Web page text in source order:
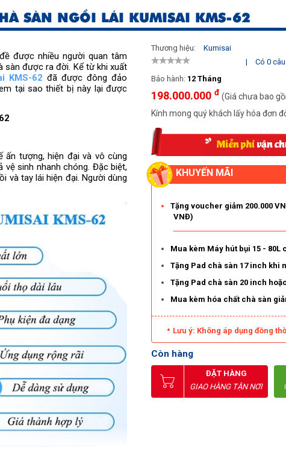
sản xuất theo công nghệ
SÀN NGỒI LÁI KUMISAI KMS-62
được nhiều người quan tâm
sàn được ra đời. Kể từ khi xuất
KMS-62 đã được đông đảo
tại sao thiết bị này lại được
ấn tượng, hiện đại và vô cùng
vệ sinh nhanh chóng. Đặc biệt,
và tay lái hiện đại. Người dùng
Thương hiệu:
Kumisai
|
Có 0
Bảo hành: 12 Tháng
198.000.000 đ (Giá chưa bao
Kính mong quý khách lấy hóa đơn
KHUYẾN MÃI
Tặng voucher giảm 200.000
VNĐ)
Mua kèm Máy hút bụi 15 - 80L
Tặng Pad chà sàn 17 inch khi
Tặng Pad chà sàn 20 inch
Mua kèm hóa chất chà sàn
Lưu ý: Không áp dụng đồng
Còn hàng
ĐẶT HÀNG
GIAO HÀNG TẬN NƠI